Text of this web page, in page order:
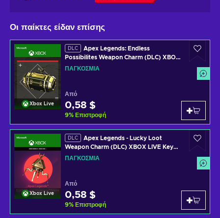
Οι παίκτες είδαν επίσης
Xbox Live
DLC
Apex Legends: Endless
Possibilites Weapon Charm (DLC) XBOX
LIVE Key GLOBAL
ΠΑΓΚΌΣΜΙΑ
Από
0,58 $
9% Επιστροφή
Xbox Live
DLC
Apex Legends - Lucky Loot
Weapon Charm (DLC) XBOX LIVE Key
GLOBAL
ΠΑΓΚΌΣΜΙΑ
Από
0,58 $
9% Επιστροφή